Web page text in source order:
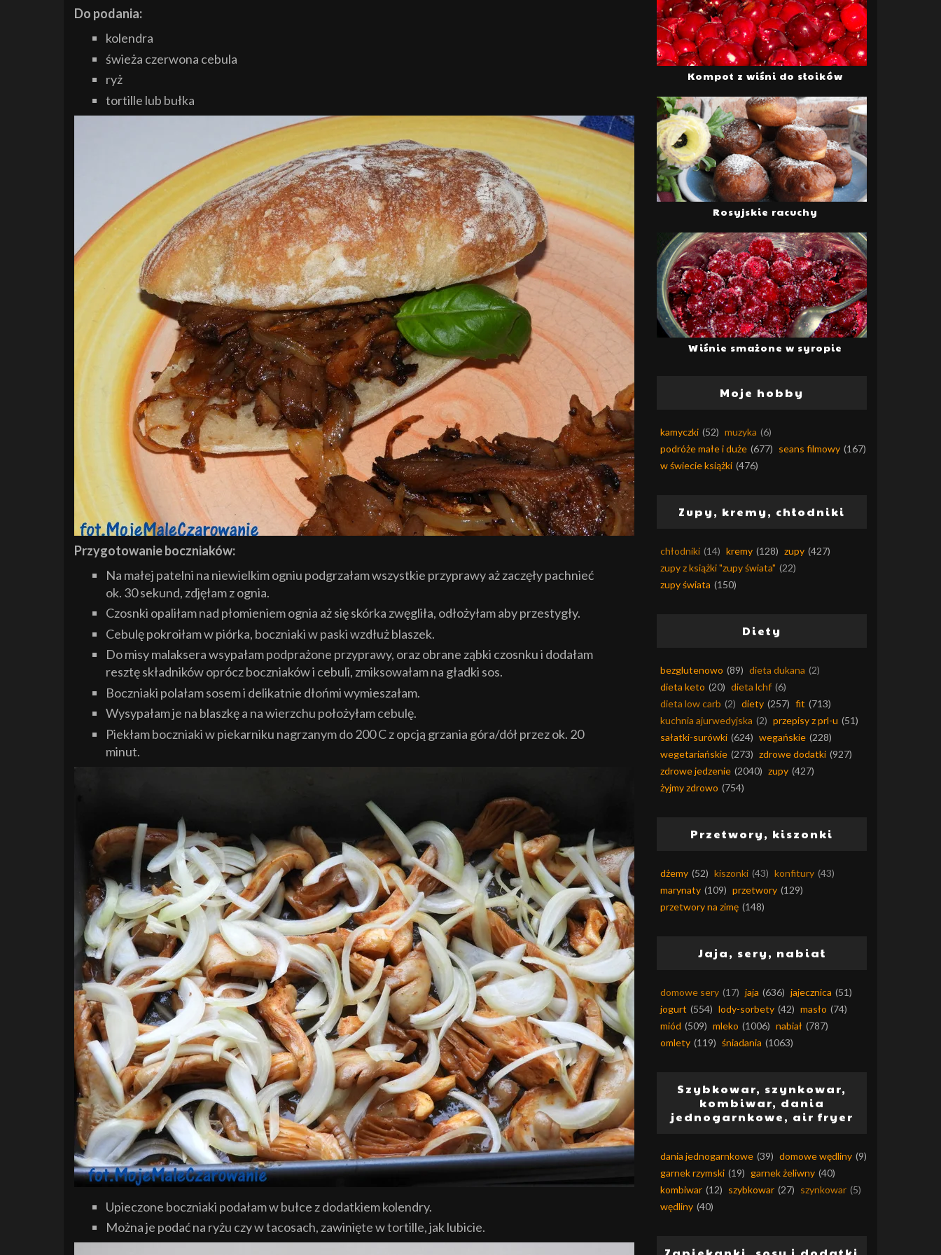
Do podania:
kolendra
świeża czerwona cebula
ryż
tortille lub bułka
Przygotowanie boczniaków:
Na małej patelni na niewielkim ogniu podgrzałam wszystkie przyprawy aż zaczęły pachnieć
ok. 30 sekund, zdjęłam z ognia.
Czosnki opaliłam nad płomieniem ognia aż się skórka zwęgliła, odłożyłam aby przestygły.
Cebulę pokroiłam w piórka, boczniaki w paski wzdłuż blaszek.
Do misy malaksera wsypałam podprażone przyprawy, oraz obrane ząbki czosnku i dodałam
resztę składników oprócz boczniaków i cebuli, zmiksowałam na gładki sos.
Boczniaki polałam sosem i delikatnie dłońmi wymieszałam.
Wysypałam je na blaszkę a na wierzchu położyłam cebulę.
Piekłam boczniaki w piekarniku nagrzanym do 200 C z opcją grzania góra/dół przez ok. 20
minut.
Upieczone boczniaki podałam w bułce z dodatkiem kolendry.
Można je podać na ryżu czy w tacosach, zawinięte w tortille, jak lubicie.
Kompot z wiśni do słoików
Rosyjskie racuchy
Wiśnie smażone w syropie
Moje hobby
kamyczki (52) muzyka (6)
podróże małe i duże (677) seans filmowy (167)
w świecie książki (476)
Zupy, kremy, chłodniki
chłodniki (14) kremy (128) zupy (427)
zupy z książki "zupy świata" (22)
zupy świata (150)
Diety
bezglutenowo (89) dieta dukana (2)
dieta keto (20) dieta lchf (6)
dieta low carb (2) diety (257) fit (713)
kuchnia ajurwedyjska (2) przepisy z prl-u (51)
sałatki-surówki (624) wegańskie (228)
wegetariańskie (273) zdrowe dodatki (927)
zdrowe jedzenie (2040) zupy (427)
żyjmy zdrowo (754)
Przetwory, kiszonki
dżemy (52) kiszonki (43) konfitury (43)
marynaty (109) przetwory (129)
przetwory na zimę (148)
Jaja, sery, nabiał
domowe sery (17) jaja (636) jajecznica (51)
jogurt (554) lody-sorbety (42) masło (74)
miód (509) mleko (1006) nabiał (787)
omlety (119) śniadania (1063)
Szybkowar, szynkowar,
kombiwar, dania
jednogarnkowe, air fryer
dania jednogarnkowe (39) domowe wędliny (9)
garnek rzymski (19) garnek żeliwny (40)
kombiwar (12) szybkowar (27) szynkowar (5)
wędliny (40)